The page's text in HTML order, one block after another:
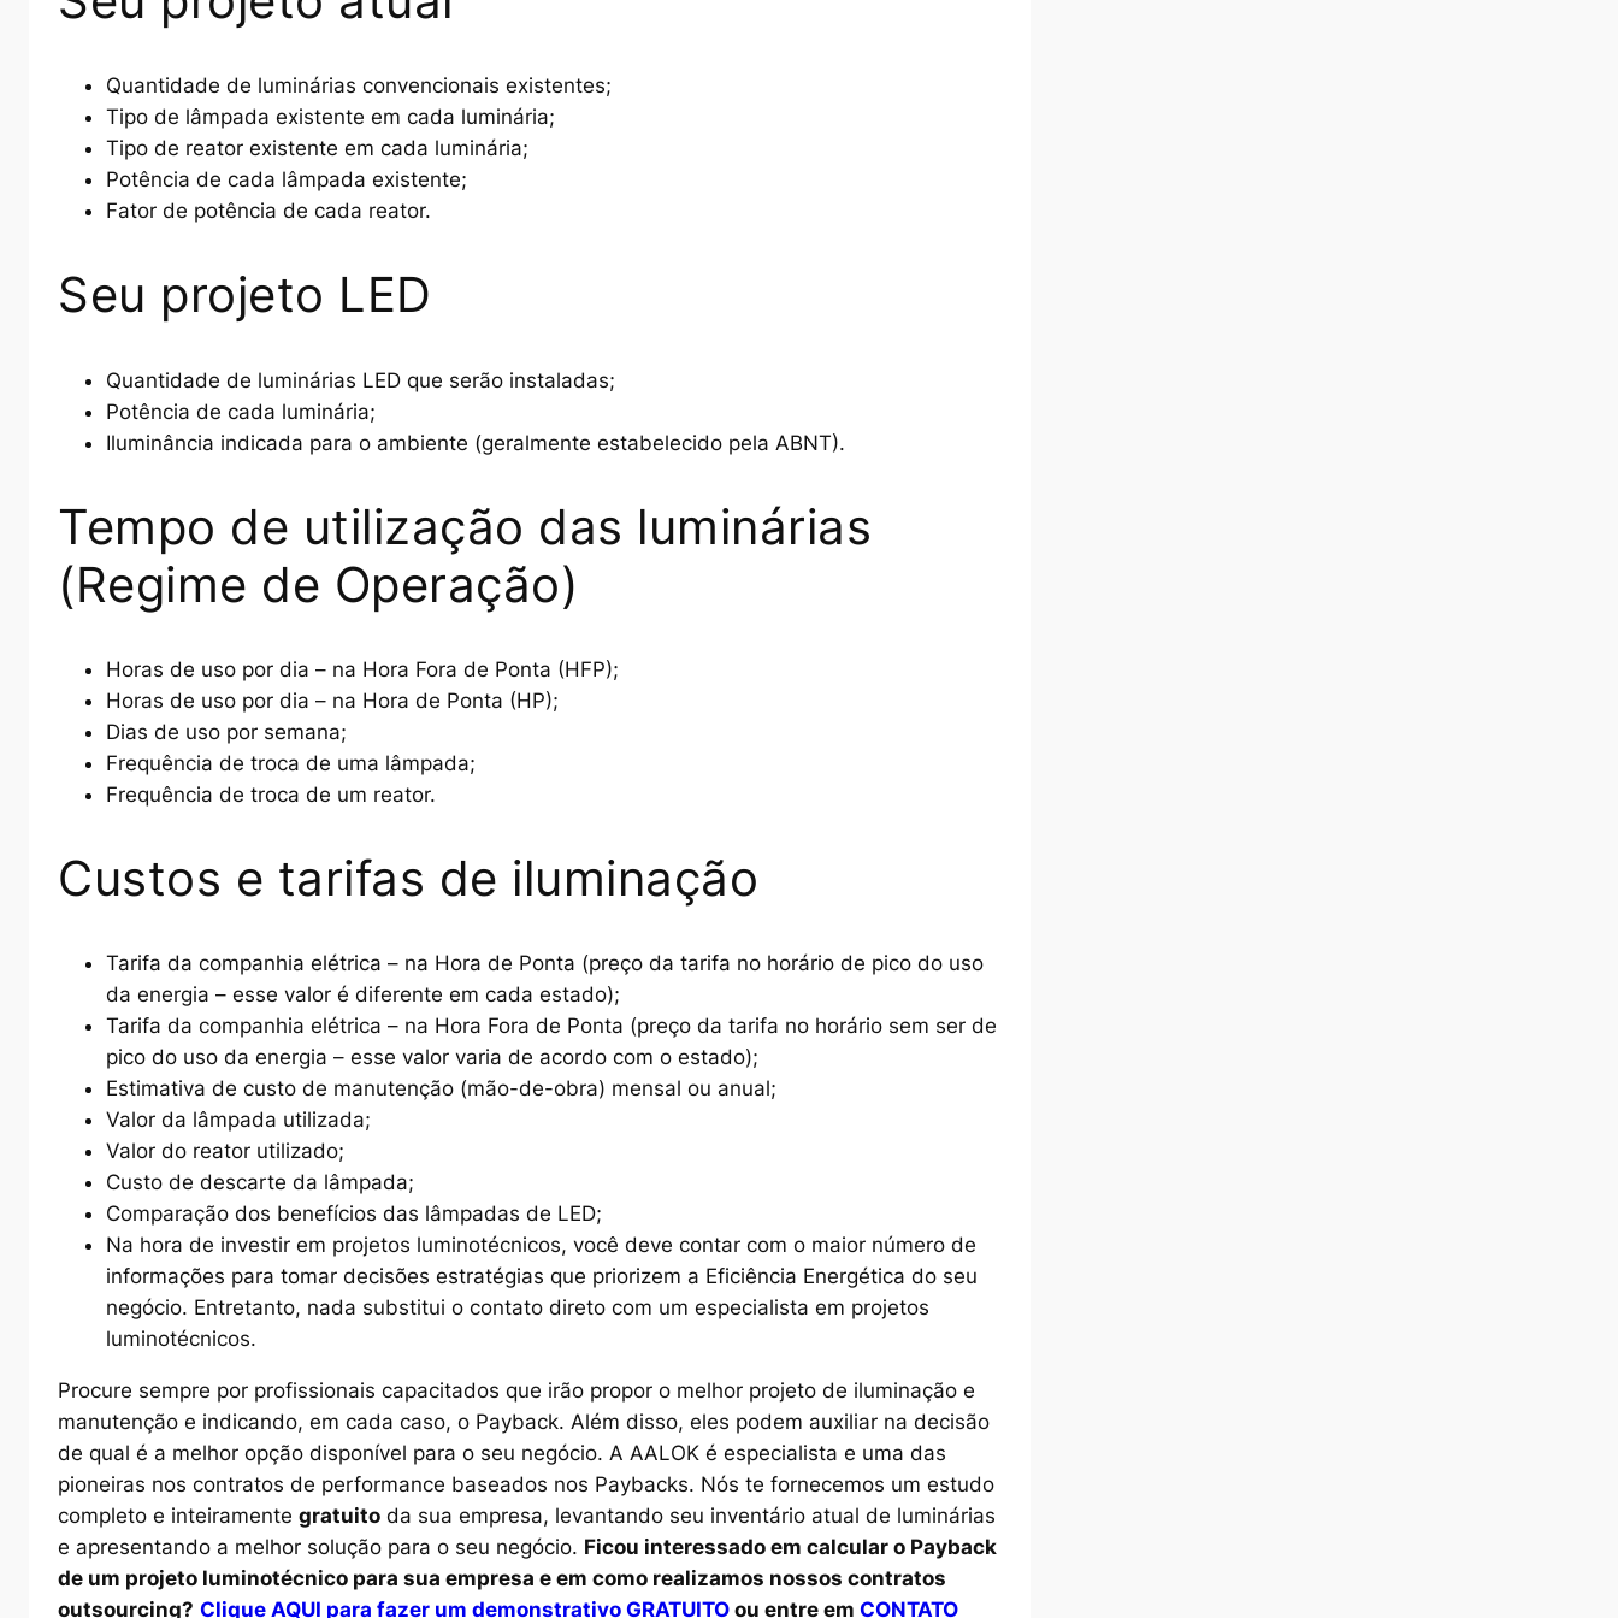
Quantidade de luminárias convencionais existentes;
Tipo de lâmpada existente em cada luminária;
Tipo de reator existente em cada luminária;
Potência de cada lâmpada existente;
Fator de potência de cada reator.
Seu projeto LED
Quantidade de luminárias LED que serão instaladas;
Potência de cada luminária;
Iluminância indicada para o ambiente (geralmente estabelecido pela ABNT).
Tempo de utilização das luminárias
(Regime de Operação)
Horas de uso por dia – na Hora Fora de Ponta (HFP);
Horas de uso por dia – na Hora de Ponta (HP);
Dias de uso por semana;
Frequência de troca de uma lâmpada;
Frequência de troca de um reator.
Custos e tarifas de iluminação
Tarifa da companhia elétrica – na Hora de Ponta (preço da tarifa no horário de pico do uso
da energia – esse valor é diferente em cada estado);
Tarifa da companhia elétrica – na Hora Fora de Ponta (preço da tarifa no horário sem ser de
pico do uso da energia – esse valor varia de acordo com o estado);
Estimativa de custo de manutenção (mão-de-obra) mensal ou anual;
Valor da lâmpada utilizada;
Valor do reator utilizado;
Custo de descarte da lâmpada;
Comparação dos benefícios das lâmpadas de LED;
Na hora de investir em projetos luminotécnicos, você deve contar com o maior número de
informações para tomar decisões estratégias que priorizem a Eficiência Energética do seu
negócio. Entretanto, nada substitui o contato direto com um especialista em projetos
luminotécnicos.
Procure sempre por profissionais capacitados que irão propor o melhor projeto de iluminação e
manutenção e indicando, em cada caso, o Payback. Além disso, eles podem auxiliar na decisão
de qual é a melhor opção disponível para o seu negócio. A AALOK é especialista e uma das
pioneiras nos contratos de performance baseados nos Paybacks. Nós te fornecemos um estudo
completo e inteiramente gratuito da sua empresa, levantando seu inventário atual de luminárias
e apresentando a melhor solução para o seu negócio. Ficou interessado em calcular o Payback
de um projeto luminotécnico para sua empresa e em como realizamos nossos contratos
outsourcing? Clique AQUI para fazer um demonstrativo GRATUITO ou entre em CONTATO